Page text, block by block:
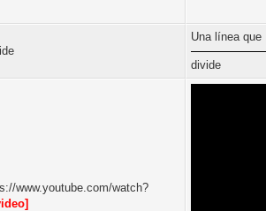
Una línea que
divide
www.youtube.com/watch?